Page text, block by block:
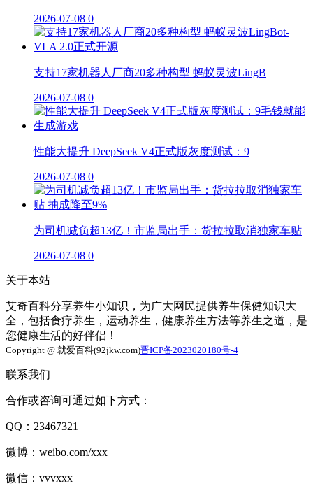
2026-07-08 0
支持17家机器人厂商20多种构型 蚂蚁灵波LingB
2026-07-08 0
性能大提升 DeepSeek V4正式版灰度测试：9
2026-07-08 0
为司机减负超13亿！市监局出手：货拉拉取消独家车贴
2026-07-08 0
关于本站
艾奇百科分享养生小知识，为广大网民提供养生保健知识大
全，包括食疗养生，运动养生，健康养生方法等养生之道，是
您健康生活的好伴侣！
Copyright @ 就爱百科(92jkw.com)晋ICP备2023020180号-4
联系我们
合作或咨询可通过如下方式：
QQ：23467321
微博：weibo.com/xxx
微信：vvvxxx